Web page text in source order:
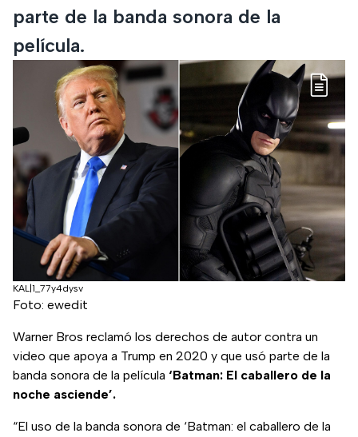
parte de la banda sonora de la
película.
KAL|1_77y4dysv
Foto: ewedit
Warner Bros reclamó los derechos de autor contra un
video que apoya a Trump en 2020 y que usó parte de la
banda sonora de la película ‘Batman: El caballero de la
noche asciende’.
“El uso de la banda sonora de ‘Batman: el caballero de la